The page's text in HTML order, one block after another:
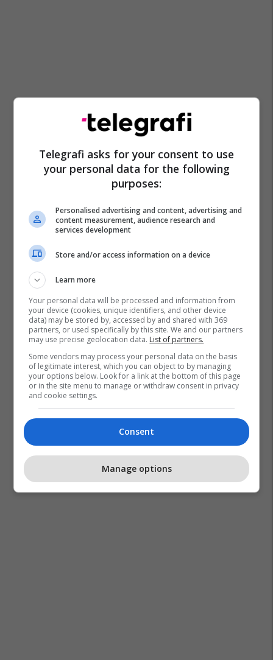
Kruarja E Kokës Mendimet Kruarja Koka
Telegrafi asks for your consent to use
your personal data for the following
purposes:
Personalised advertising and content, advertising and
content measurement, audience research and
services development
Store and/or access information on a device
Learn more
Your personal data will be processed and information from
your device (cookies, unique identifiers, and other device
data) may be stored by, accessed by and shared with 369
partners, or used specifically by this site. We and our partners
may use precise geolocation data. List of partners.
Some vendors may process your personal data on the basis
of legitimate interest, which you can object to by managing
your options below. Look for a link at the bottom of this page
or in the site menu to manage or withdraw consent in privacy
and cookie settings.
Consent
Manage options